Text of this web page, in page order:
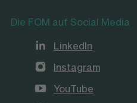
Die FOM auf Social Media
LinkedIn
Instagram
YouTube